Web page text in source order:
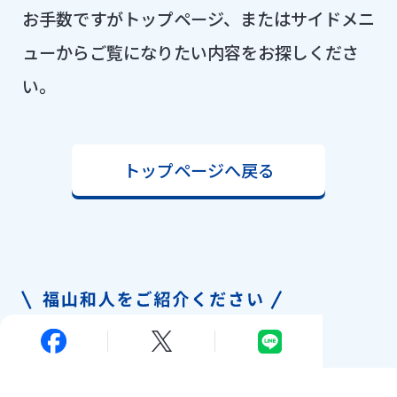
お手数ですがトップページ、またはサイドメニ
ューからご覧になりたい内容をお探しくださ
い。
トップページへ戻る